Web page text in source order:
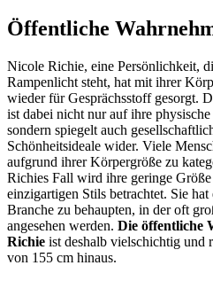
Öffentliche
Nicole Richie, eine Persönlichkeit,
Rampenlicht steht, hat mit ihrer
wieder für Gesprächsstoff gesorgt.
ist dabei nicht nur auf ihre
sondern spiegelt auch
Schönheitsideale wider. Viele
aufgrund ihrer Körpergröße zu
Richies Fall wird ihre geringe
einzigartigen Stils betrachtet. Sie
Branche zu behaupten, in der oft
angesehen werden. Die öffentliche
Richie ist deshalb vielschichtig und
von 155 cm hinaus.